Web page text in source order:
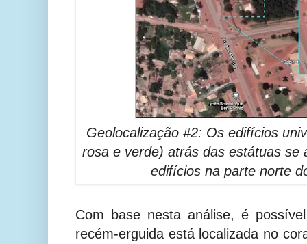
Geolocalização #2: Os edifícios
rosa e verde) atrás das estátuas se
edifícios na parte norte
Com base nesta análise, é
recém-erguida está localizada no